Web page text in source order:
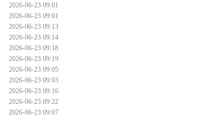
2026-06-23 09:01
2026-06-23 09:01
2026-06-23 09:13
2026-06-23 09:14
2026-06-23 09:18
2026-06-23 09:19
2026-06-23 09:05
2026-06-23 09:03
2026-06-23 09:16
2026-06-23 09:22
2026-06-23 09:07